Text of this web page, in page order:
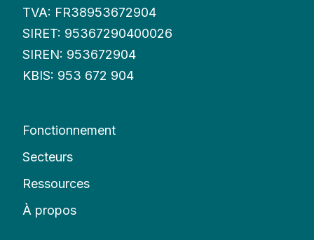
TVA: FR38953672904
SIRET: 95367290400026
SIREN: 953672904
KBIS: 953 672 904
Fonctionnement
Secteurs
Ressources
À propos